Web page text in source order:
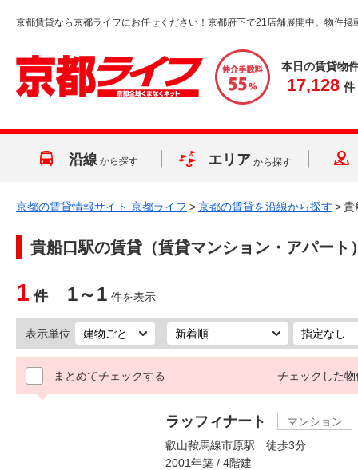
京都賃貸なら京都ライフにお任せください！京都府下で21店舗展開中。物件掲
本日の賃貸物
17,128 件
沿線 から探す エリア から探す
京都の賃貸情報サイト 京都ライフ >京都の賃貸を沿線から探す >貴
貴船口駅の賃貸（賃貸マンション・アパート
1 件 1～1 件を表示
表示単位
まとめてチェックする チェックした物
ラッフィナート
マンション
叡山鞍馬線市原駅 徒歩3分
2001年築 / 4階建